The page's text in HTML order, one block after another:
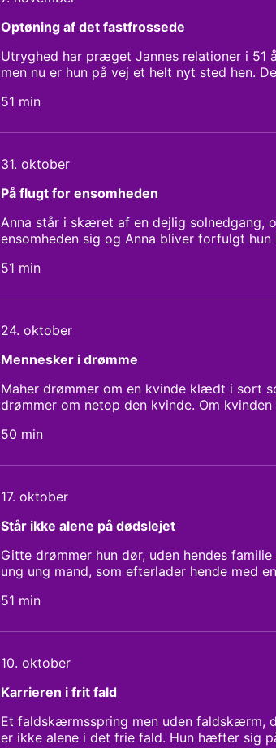
Optøning af det fastfrossede
Utryghed har præget Jannes relationer i
men nu er hun på vej et helt nyt sted hen.
51 min
31. oktober
På flugt for ensomheden
Anna står i skæret af en dejlig solnedgang,
ensomheden sig og Anna bliver forfulgt
aktivt kan stoppe den tilbagevendende
51 min
24. oktober
Mennesker i drømme
Maher drømmer om en kvinde klædt i sort
drømmer om netop den kvinde. Om
programmet. Dagens værter: Michael Rohde
50 min
17. oktober
Står ikke alene på dødslejet
Gitte drømmer hun dør, uden hendes
ung ung mand, som efterlader hende med
vælge sig selv til - kan du hører i
51 min
10. oktober
Karrieren i frit fald
Et faldskærmsspring men uden faldskærm,
er ikke alene i det frie fald. Hun hæfter sig